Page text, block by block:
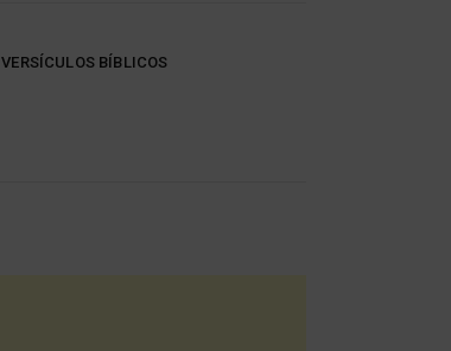
VERSÍCULOS BÍBLICOS